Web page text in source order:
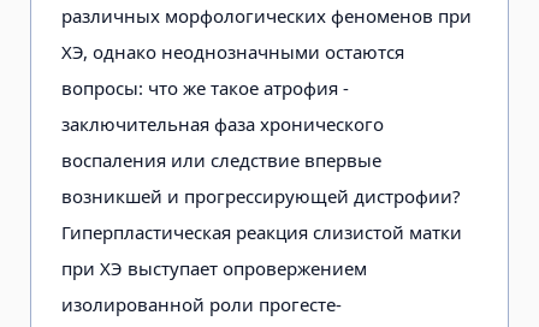
различных морфологических феноменов при
ХЭ, однако неоднозначными остаются
вопросы: что же такое атрофия -
заключительная фаза хронического
воспаления или следствие впервые
возникшей и прогрессирующей дистрофии?
Гиперпластическая реакция слизистой матки
при ХЭ выступает опровержением
изолированной роли прогесте-